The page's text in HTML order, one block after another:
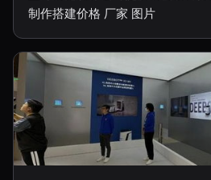
制作搭建价格 厂家 图片